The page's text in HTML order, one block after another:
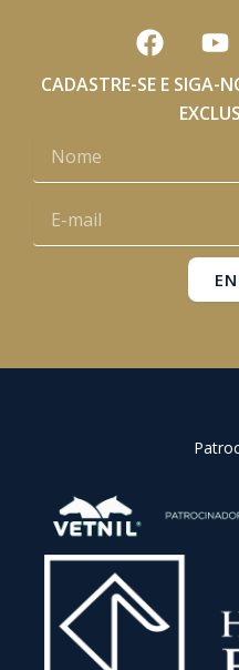
F
a
c
o
Y
o
u
t
e
CADASTRE-SE E SIGA-
mail